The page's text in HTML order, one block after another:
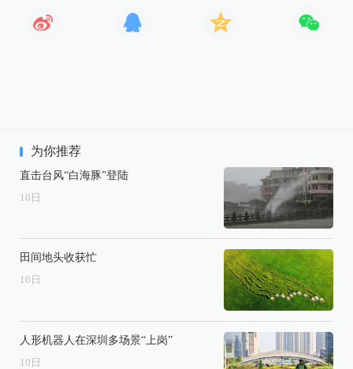
为你推荐
直击台风“白海豚”登陆
10 日
田间地头收获忙
10 日
人形机器人在深圳多场景“上岗”
10 日